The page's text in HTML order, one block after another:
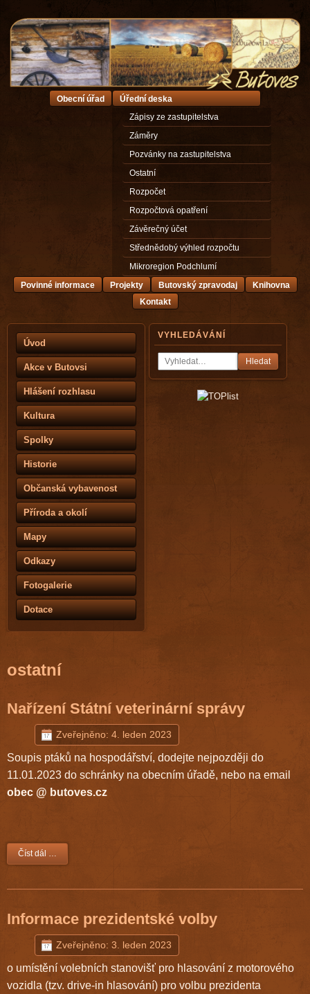
Úvod
Akce v Butovsi
Hlášení rozhlasu
Kultura
Spolky
Historie
Občanská vybavenost
Příroda a okolí
Mapy
Odkazy
Fotogalerie
Dotace
VYHLEDÁVÁNÍ
Hledat
Obecní úřad
Úřední deska
Zápisy ze zastupitelstva
Záměry
Pozvánky na zastupitelstva
Ostatní
Rozpočet
Rozpočtová opatření
Závěrečný účet
Střednědobý výhled rozpočtu
Mikroregion Podchlumí
Povinné informace
Projekty Butovský zpravodaj
Knihovna
Kontakt
ostatní
Nařízení Státní veterinární správy
Zveřejněno: 4. leden 2023
Soupis ptáků na hospodářství, dodejte nejpozději do
11.01.2023 do schránky na obecním úřadě, nebo na email
obec @ butoves.cz
Číst dál …
Informace prezidentské volby
Zveřejněno: 3. leden 2023
o umístění volebních stanovišť pro hlasování z motorového
vozidla (tzv. drive-in hlasování) pro volbu prezidenta